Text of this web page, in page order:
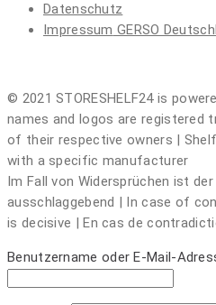
Datenschutz
Impressum GERSO
© 2021 STORESHELF24 is
names and logos are registered
of their respective owners |
with a specific manufacturer
Im Fall von Widersprüchen ist
ausschlaggebend | In case of
is decisive | En cas de
Benutzername oder E-Mail-